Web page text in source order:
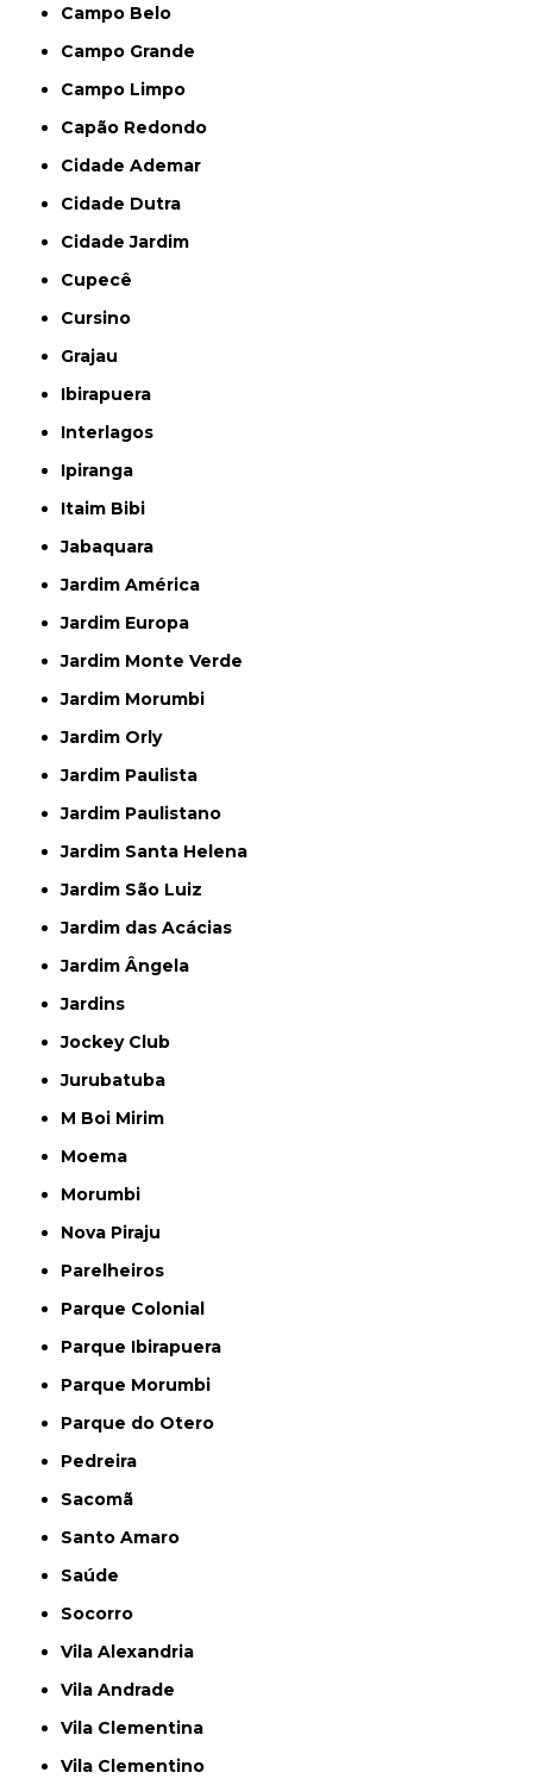
Campo Belo
Campo Grande
Campo Limpo
Capão Redondo
Cidade Ademar
Cidade Dutra
Cidade Jardim
Cupecê
Cursino
Grajau
Ibirapuera
Interlagos
Ipiranga
Itaim Bibi
Jabaquara
Jardim América
Jardim Europa
Jardim Monte Verde
Jardim Morumbi
Jardim Orly
Jardim Paulista
Jardim Paulistano
Jardim Santa Helena
Jardim São Luiz
Jardim das Acácias
Jardim Ângela
Jardins
Jockey Club
Jurubatuba
M Boi Mirim
Moema
Morumbi
Nova Piraju
Parelheiros
Parque Colonial
Parque Ibirapuera
Parque Morumbi
Parque do Otero
Pedreira
Sacomã
Santo Amaro
Saúde
Socorro
Vila Alexandria
Vila Andrade
Vila Clementina
Vila Clementino